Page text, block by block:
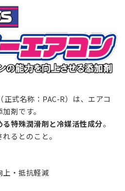
正式名称：PAC-R）は、エアコ
剤です。
る特殊潤滑剤と冷媒活性成分。
るとのこと。
上・抵抗軽減